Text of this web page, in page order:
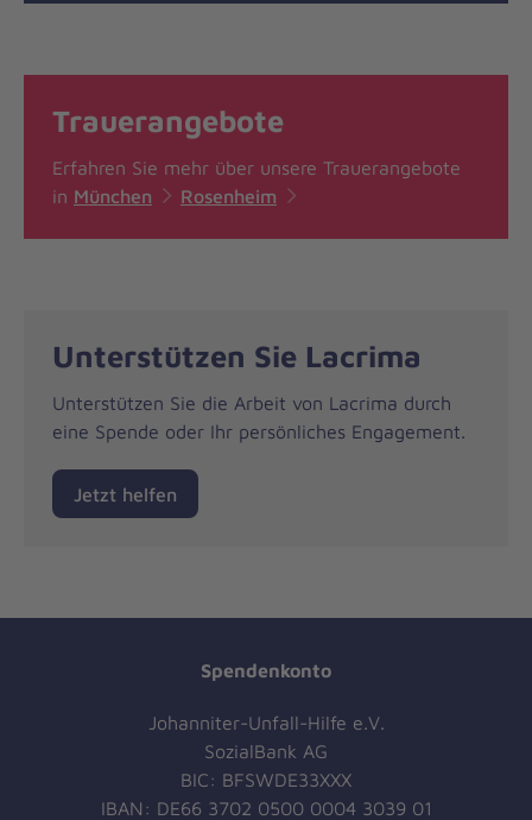
Trauerangebote
Erfahren Sie mehr über unsere Trauerangebote
in München Rosenheim
Unterstützen Sie Lacrima
Unterstützen Sie die Arbeit von Lacrima durch
eine Spende oder Ihr persönliches Engagement.
Jetzt helfen
Spendenkonto
Johanniter-Unfall-Hilfe e.V.
SozialBank AG
BIC: BFSWDE33XXX
IBAN: DE66 3702 0500 0004 3039 01